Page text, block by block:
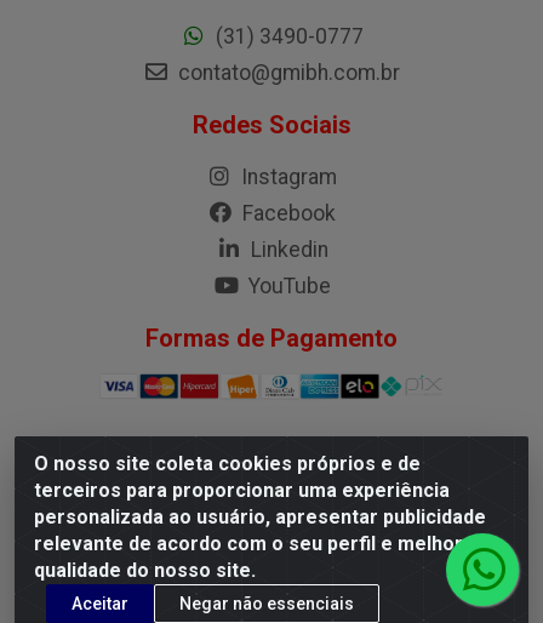
O nosso site coleta cookies próprios e de
terceiros para proporcionar uma experiência
personalizada ao usuário, apresentar publicidade
relevante de acordo com o seu perfil e melhorar a
qualidade do nosso site.
Aceitar Negar não essenciais
(31) 3490-0777
contato@gmibh.com.br
Redes Sociais
Instagram
Facebook
Linkedin
YouTube
Formas de Pagamento
G.M.I. Distribuidora LTDA - Rua Conselheiro Pena, 50 -
Santa Branca, Belo Horizonte/MG - CEP 31.710-150 -
CNPJ 04.098.359/0001-02